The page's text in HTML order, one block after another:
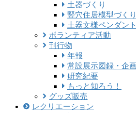
土器づくり
竪穴住居模型づくり
土器文様ペンダン
ボランティア活動
刊行物
年報
常設展示図録・企
研究紀要
もっと知ろう！
グッズ販売
レクリエーション